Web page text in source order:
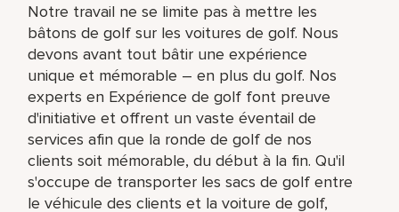
Notre travail ne se limite pas à mettre les
bâtons de golf sur les voitures de golf. Nous
devons avant tout bâtir une expérience
unique et mémorable – en plus du golf. Nos
experts en Expérience de golf font preuve
d'initiative et offrent un vaste éventail de
services afin que la ronde de golf de nos
clients soit mémorable, du début à la fin. Qu'il
s'occupe de transporter les sacs de golf entre
le véhicule des clients et la voiture de golf,